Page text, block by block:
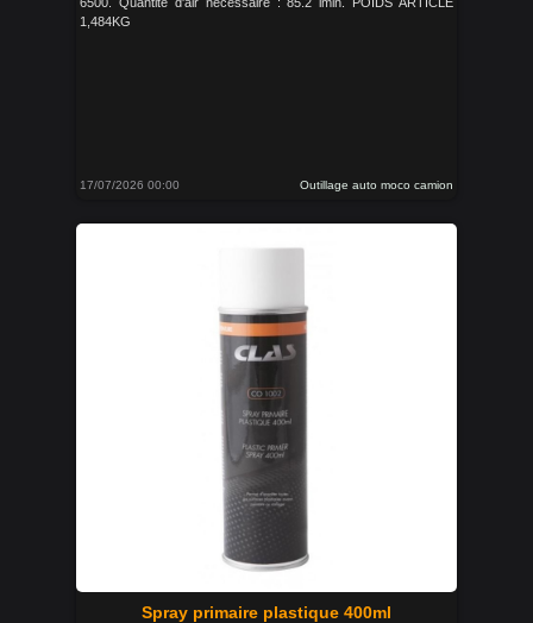
1,484KG
17/07/2026 00:00 Outillage auto moco camion
Spray primaire plastique 400ml